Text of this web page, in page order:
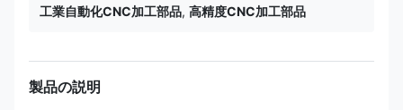
工業自動化CNC加工部品, 高精度CNC加工部品
製品の説明